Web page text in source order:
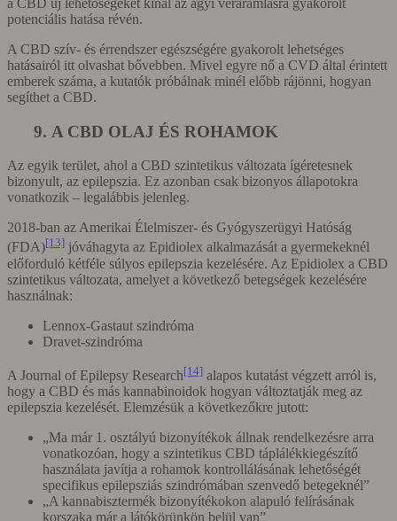
a CBD új lehetőségeket kínál az agyi véráramlásra gyakorolt
potenciális hatása révén.
A CBD szív- és érrendszer egészségére gyakorolt lehetséges
hatásairól itt olvashat bővebben. Mivel egyre nő a CVD által érintett
emberek száma, a kutatók próbálnak minél előbb rájönni, hogyan
segíthet a CBD.
9. A CBD OLAJ ÉS ROHAMOK
Az egyik terület, ahol a CBD szintetikus változata ígéretesnek
bizonyult, az epilepszia. Ez azonban csak bizonyos állapotokra
vonatkozik – legalábbis jelenleg.
2018-ban az Amerikai Élelmiszer- és Gyógyszerügyi Hatóság
(FDA)[13] jóváhagyta az Epidiolex alkalmazását a gyermekeknél
előforduló kétféle súlyos epilepszia kezelésére. Az Epidiolex a CBD
szintetikus változata, amelyet a következő betegségek kezelésére
használnak:
Lennox-Gastaut szindróma
Dravet-szindróma
A Journal of Epilepsy Research[14] alapos kutatást végzett arról is,
hogy a CBD és más kannabinoidok hogyan változtatják meg az
epilepszia kezelését. Elemzésük a következőkre jutott:
„Ma már 1. osztályú bizonyítékok állnak rendelkezésre arra
vonatkozóan, hogy a szintetikus CBD táplálékkiegészítő
használata javítja a rohamok kontrollálásának lehetőségét
specifikus epilepsziás szindrómában szenvedő betegeknél”
„A kannabisztermék bizonyítékokon alapuló felírásának
korszaka már a látókörünkön belül van”